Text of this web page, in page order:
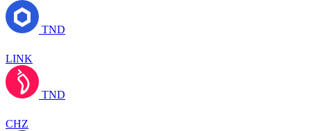
TND
LINK
TND
CHZ